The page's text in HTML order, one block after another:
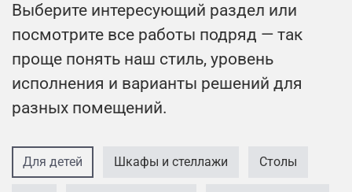
Выберите интересующий раздел или
посмотрите все работы подряд — так
проще понять наш стиль, уровень
исполнения и варианты решений для
разных помещений.
Для детей Шкафы и стеллажи Столы